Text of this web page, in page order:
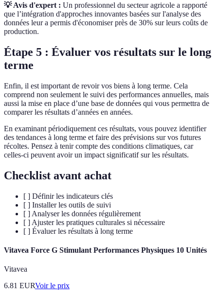
💡 Avis d'expert : Un professionnel du secteur agricole a rapporté
que l’intégration d'approches innovantes basées sur l'analyse des
données leur a permis d'économiser près de 30% sur leurs coûts de
production.
Étape 5 : Évaluer vos résultats sur le long
terme
Enfin, il est important de revoir vos biens à long terme. Cela
comprend non seulement le suivi des performances annuelles, mais
aussi la mise en place d’une base de données qui vous permettra de
comparer les résultats d’années en années.
En examinant périodiquement ces résultats, vous pouvez identifier
des tendances à long terme et faire des prévisions sur vos futures
récoltes. Pensez à tenir compte des conditions climatiques, car
celles-ci peuvent avoir un impact significatif sur les résultats.
Checklist avant achat
[ ] Définir les indicateurs clés
[ ] Installer les outils de suivi
[ ] Analyser les données régulièrement
[ ] Ajuster les pratiques culturales si nécessaire
[ ] Évaluer les résultats à long terme
Vitavea Force G Stimulant Performances Physiques 10 Unités
Vitavea
6.81 EURVoir le prix